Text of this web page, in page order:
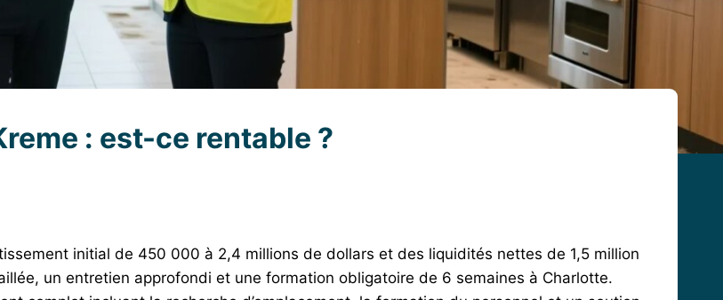
: est-ce rentable ?
initial de 450 000 à 2,4 millions de dollars et des liquidités nettes de 1,5 million
un entretien approfondi et une formation obligatoire de 6 semaines à Charlotte.